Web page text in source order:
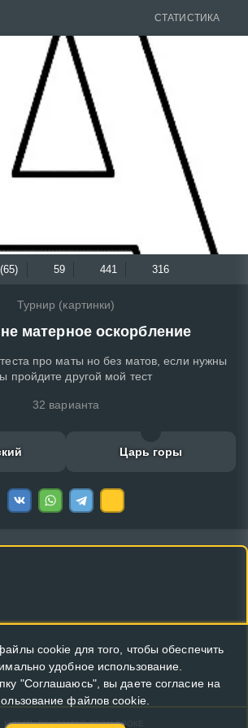
СТАТИСТИКА
59 441 316
Турнир (картинки)
матерное оскорбление
про маты но без матов, если нужны
пройдите другой мой тест
32 варианта
Царь горы
КУПИТЬ РЕКЛАМУ В ЭТОМ БЛОКЕ
cookie для того, чтобы обеспечить
удобное использование.
"Соглашаюсь", вы даете согласие на
файлов cookie.